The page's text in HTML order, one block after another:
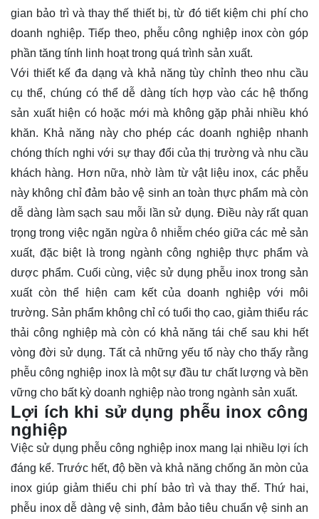
gian bảo trì và thay thế thiết bị, từ đó tiết kiệm chi phí cho
doanh nghiệp. Tiếp theo, phễu công nghiệp inox còn góp
phần tăng tính linh hoạt trong quá trình sản xuất.
Với thiết kế đa dạng và khả năng tùy chỉnh theo nhu cầu
cụ thể, chúng có thể dễ dàng tích hợp vào các hệ thống
sản xuất hiện có hoặc mới mà không gặp phải nhiều khó
khăn. Khả năng này cho phép các doanh nghiệp nhanh
chóng thích nghi với sự thay đổi của thị trường và nhu cầu
khách hàng. Hơn nữa, nhờ làm từ vật liệu inox, các phễu
này không chỉ đảm bảo vệ sinh an toàn thực phẩm mà còn
dễ dàng làm sạch sau mỗi lần sử dụng. Điều này rất quan
trọng trong việc ngăn ngừa ô nhiễm chéo giữa các mẻ sản
xuất, đặc biệt là trong ngành công nghiệp thực phẩm và
dược phẩm. Cuối cùng, việc sử dụng phễu inox trong sản
xuất còn thể hiện cam kết của doanh nghiệp với môi
trường. Sản phẩm không chỉ có tuổi thọ cao, giảm thiểu rác
thải công nghiệp mà còn có khả năng tái chế sau khi hết
vòng đời sử dụng. Tất cả những yếu tố này cho thấy rằng
phễu công nghiệp inox là một sự đầu tư chất lượng và bền
vững cho bất kỳ doanh nghiệp nào trong ngành sản xuất.
Lợi ích khi sử dụng phễu inox công
nghiệp
Việc sử dụng phễu công nghiệp inox mang lại nhiều lợi ích
đáng kể. Trước hết, độ bền và khả năng chống ăn mòn của
inox giúp giảm thiểu chi phí bảo trì và thay thế. Thứ hai,
phễu inox dễ dàng vệ sinh, đảm bảo tiêu chuẩn vệ sinh an